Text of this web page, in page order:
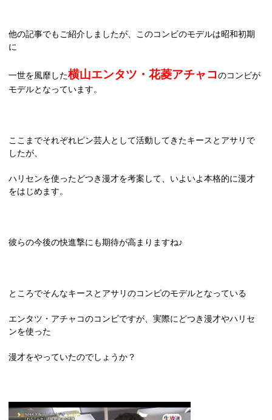
他の記事でもご紹介しましたが、このコンビのモデルは昭和初期
に
一世を風靡した横山エンタツ・花菱アチャコのコンビが
モデルとなっています。
ここまでそれぞれピン芸人として活動してきたキースとアサリで
したが、
ハリセンを使ったどつき漫才を考案して、いよいよ本格的に漫才
をはじめます。
彼らの今後の快進撃にも期待が高まりますね♪
ところでそんなキースとアサリのコンビのモデルとなっている
エンタツ・アチャコのコンビですが、実際にどつき漫才やハリセ
ンを使った
漫才をやっていたのでしょうか？